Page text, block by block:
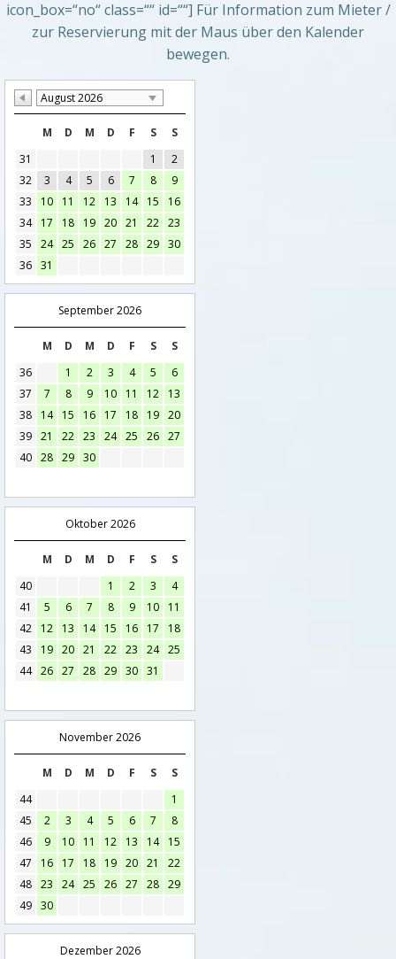
icon_box=“no“ class=““ id=““] Für Information zum Mieter /
zur Reservierung mit der Maus über den Kalender
bewegen.
August 2026
M D M D F S
S
31
1
2
32
3 4 5 6 7 8
9
33
10 11 12 13 14 15
16
34
17 18 19 20 21 22 23
35
24 25 26 27 28 29 30
36 31
September 2026
M D M D F S
S
36
1 2 3 4 5
6
37
7 8 9 10 11 12
13
38
14 15 16 17 18 19 20
39 21 22 23 24 25 26 27
40 28 29 30
Oktober 2026
M D M D F S
S
40
1 2 3
4
41
5 6 7 8 9 10
11
42
12 13 14 15 16 17
18
43
19 20 21 22 23 24 25
44 26 27 28 29 30 31
November 2026
M D M D F S
S
44
1
45
2 3 4 5 6 7
8
46
9 10 11 12 13 14
15
47
16 17 18 19 20 21
22
48 23 24 25 26 27 28 29
49 30
Dezember 2026